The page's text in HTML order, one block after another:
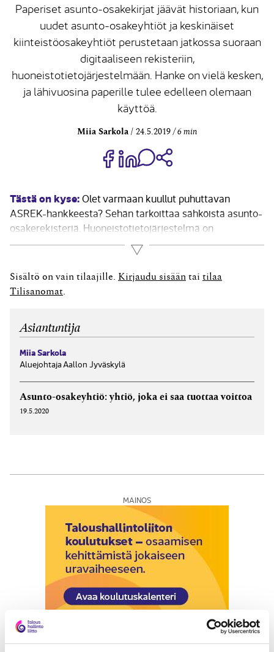
Paperiset asunto-osakekirjat jäävät historiaan, kun
uudet asunto-osakeyhtiöt ja keskinäiset
kiinteistöosakeyhtiöt perustetaan jatkossa suoraan
digitaaliseen rekisteriin,
huoneistotietojärjestelmään. Hanke on vielä kesken,
ja lähivuosina paperille tulee edelleen olemaan
käyttöä.
Miia Sarkola 24.5.2019 6 min
Jaa Share on Facebook
Jaa Share on LinkedIn
Jaa WhatsApp-viestinä
Tästä on kyse:Olet varmaan kuullut puhuttavan
ASREK-hankkeesta? Sehän tarkoittaa sähköistä asunto-
osakerekisteriä. Huoneistotietojärjestelmä on
ensimmäinen osa tätä hanketta, jota maa- ja
metsätalousministeriö valmistelee yhdessä muiden
ministeriöiden ja viranomaisten kanssa. Järjestelmän
rakentaminen perustuu lakiin (laki
osakehuoneistorekisteri...
Lue lisää
Sisältö on vain tilaajille. Kirjaudu sisään tai tilaa
Tilisanomat
Asiantuntija
Miia Sarkola
Aluejohtaja Aallon Jyväskylä
Asunto-osakeyhtiö: yhtiö, joka ei saa tuottaa voittoa
19.5.2020
MAINOS